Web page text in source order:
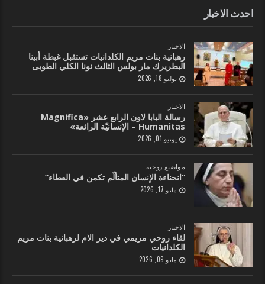
احدث الاخبار
الاخبار
رهبانية بنات مريم الكلدانيات تستقبل غبطة أبينا
البطريرك مار بولس الثالث نونا الكلي الطوبى
يوليو 18, 2026
الاخبار
رسالة البابا لاون الرابع عشر «Magnifica
Humanitas – الإنسانيّة الرائعة»
يونيو 01, 2026
مواضيع روحية
“انحناءة الإنسان المتألّم تكمن في العطاء”
مايو 17, 2026
الاخبار
لقاء روحي مريمي في دير الام لرهبانية بنات مريم
الكلدانيات
مايو 09, 2026